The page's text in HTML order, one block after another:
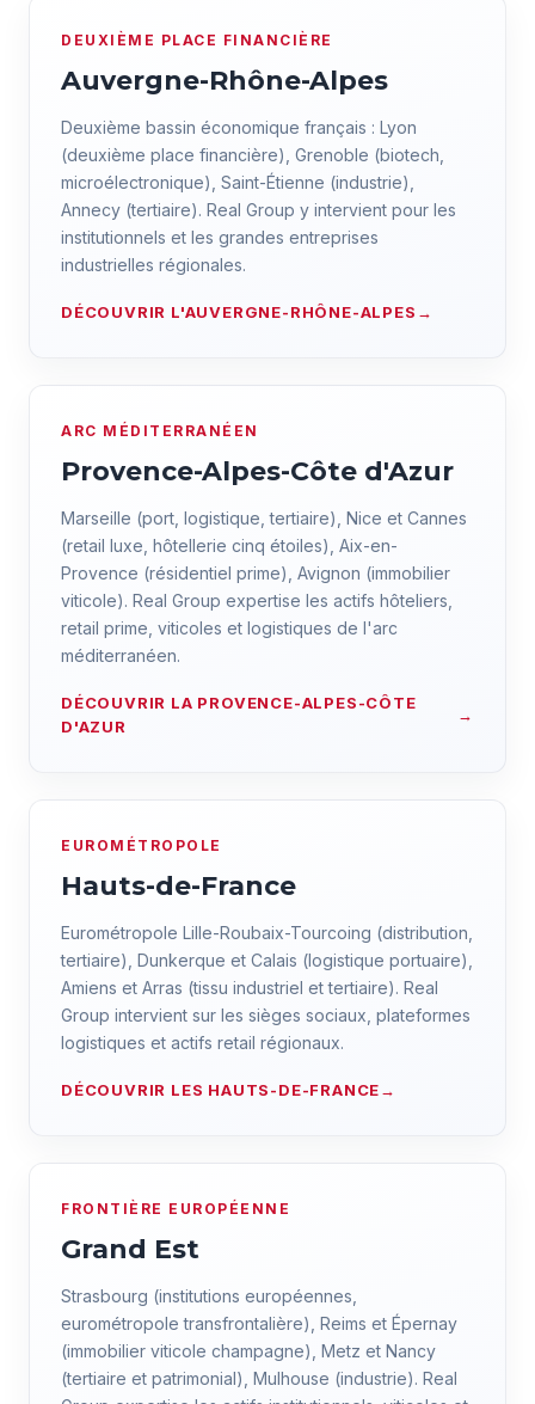
DEUXIÈME PLACE FINANCIÈRE
Auvergne-Rhône-Alpes
Deuxième bassin économique français : Lyon
(deuxième place financière), Grenoble (biotech,
microélectronique), Saint-Étienne (industrie),
Annecy (tertiaire). Real Group y intervient pour les
institutionnels et les grandes entreprises
industrielles régionales.
DÉCOUVRIR L'AUVERGNE-RHÔNE-ALPES
ARC MÉDITERRANÉEN
Provence-Alpes-Côte d'Azur
Marseille (port, logistique, tertiaire), Nice et Cannes
(retail luxe, hôtellerie cinq étoiles), Aix-en-
Provence (résidentiel prime), Avignon (immobilier
viticole). Real Group expertise les actifs hôteliers,
retail prime, viticoles et logistiques de l'arc
méditerranéen.
DÉCOUVRIR LA PROVENCE-ALPES-CÔTE
D'AZUR
EUROMÉTROPOLE
Hauts-de-France
Eurométropole Lille-Roubaix-Tourcoing (distribution,
tertiaire), Dunkerque et Calais (logistique portuaire),
Amiens et Arras (tissu industriel et tertiaire). Real
Group intervient sur les sièges sociaux, plateformes
logistiques et actifs retail régionaux.
DÉCOUVRIR LES HAUTS-DE-FRANCE
FRONTIÈRE EUROPÉENNE
Grand Est
Strasbourg (institutions européennes,
eurométropole transfrontalière), Reims et Épernay
(immobilier viticole champagne), Metz et Nancy
(tertiaire et patrimonial), Mulhouse (industrie). Real